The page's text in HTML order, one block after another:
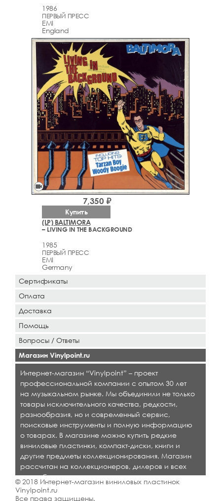
1986
ПЕРВЫЙ ПРЕСС
EMI
England
videocam
(LP) BALTIMORA
– LIVING IN THE BACKGROUND
1985
ПЕРВЫЙ ПРЕСС
EMI
Germany
7,350 ₽
Купить
Сертификаты
Оплата
Доставка
Помощь
Вопросы / Ответы
Магазин Vinylpoint.ru
Интернет-магазин “Vinylpoint” – проект
профессиональной компании с опытом 30 лет
на музыкальном рынке. Мы объединили не только
товары исключительного качества, редкости,
разнообразия, но и современный сервис,
поисковые инструменты и полную информацию
о товарах. В магазине можно купить редкие
виниловые пластинки, компакт-диски, книги и
другие предметы коллекционирования. Магазин
рассчитан на коллекционеров, дилеров и всех
кто любит качественную музыку.
© 2018 Интернет-магазин виниловых пластинок
Vinylpoint.ru
Все права защищены.